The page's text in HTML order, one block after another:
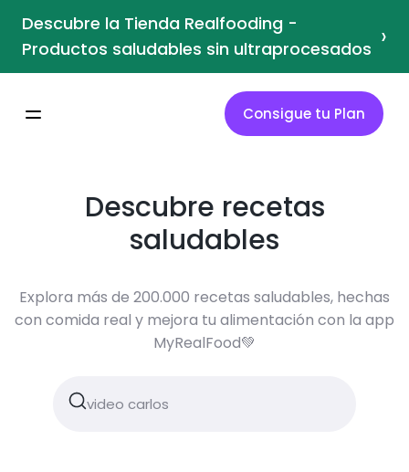
Descubre la Tienda Realfooding -
Productos saludables sin ultraprocesados ›
Consigue tu Plan
Descubre recetas
saludables
Explora más de 200.000 recetas saludables, hechas
con comida real y mejora tu alimentación con la app
MyRealFood💚